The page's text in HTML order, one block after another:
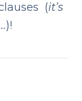
(it’s
)!